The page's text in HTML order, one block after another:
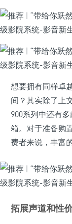
想要拥有同样卓
间？其实除了上
900系列中还有
箱。对于准备购
费者来说，丰富
拓展声道和性